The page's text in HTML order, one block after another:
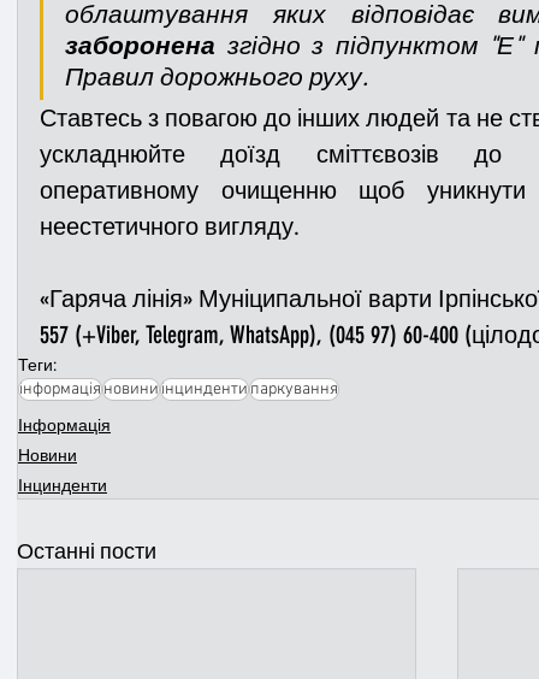
заборонена згідно з підпунктом "Е"
Правил дорожнього руху.
Ставтесь з повагою до інших людей та не
ускладнюйте доїзд сміттєвозів до
оперативному очищенню щоб уникнути
неестетичного вигляду.
«Гаряча лінія» Муніципальної варти
557 (+Viber, Telegram, WhatsApp), (045 97) 60-400
Теги:
інформаціяновиниінциндентипаркування
Інформація
Новини
Інцинденти
Останні пости